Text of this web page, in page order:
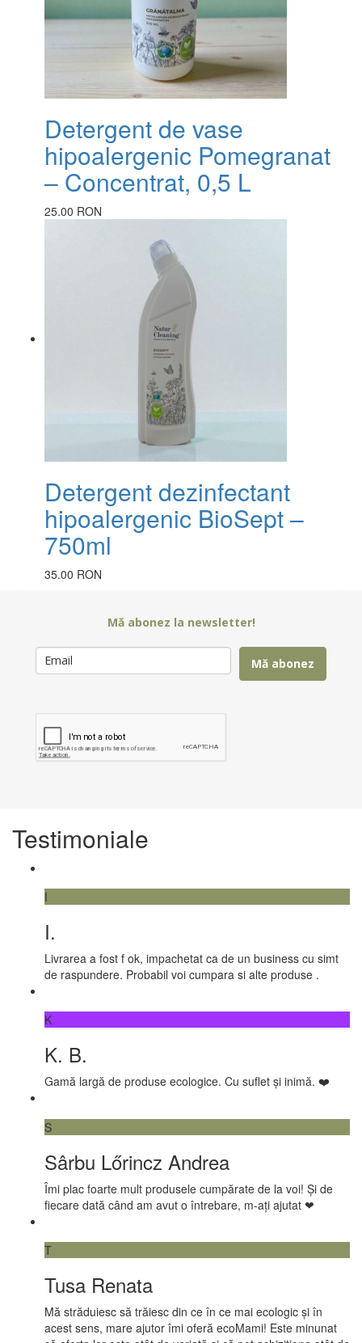
Detergent de vase
hipoalergenic Pomegranat
– Concentrat, 0,5 L
25.00 RON
Detergent dezinfectant
hipoalergenic BioSept –
750ml
35.00 RON
Mă abonez la newsletter!
Mă abonez
Testimoniale
I
I.
Livrarea a fost f ok, impachetat ca de un business cu simt
de raspundere. Probabil voi cumpara si alte produse .
K
K. B.
Gamă largă de produse ecologice. Cu suflet și inimă. ❤️
S
Sârbu Lőrincz Andrea
Îmi plac foarte mult produsele cumpărate de la voi! Și de
fiecare dată când am avut o întrebare, m-ați ajutat ❤
T
Tusa Renata
Mă străduiesc să trăiesc din ce în ce mai ecologic și în
acest sens, mare ajutor îmi oferă ecoMami! Este minunat